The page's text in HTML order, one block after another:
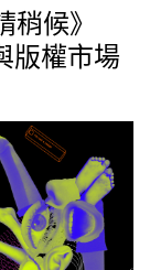
稍候》
版權市場